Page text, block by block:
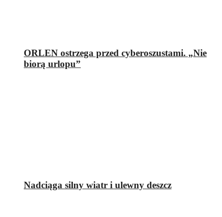
ORLEN ostrzega przed cyberoszustami. „Nie
biorą urlopu”
Nadciąga silny wiatr i ulewny deszcz